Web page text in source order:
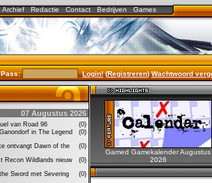
Archief Redactie Contact Bedrijven Games
Pass: Login!(Registreren)Wachtwoord
07 Augustus 2026
van Road 96
(0)
in The Legend
(0)
ontvangt Dawn of the
(0)
Recon Wildlands nieuw
(0)
Sword met Severing
(0)
Gamed Gamekalender Augustus
2026